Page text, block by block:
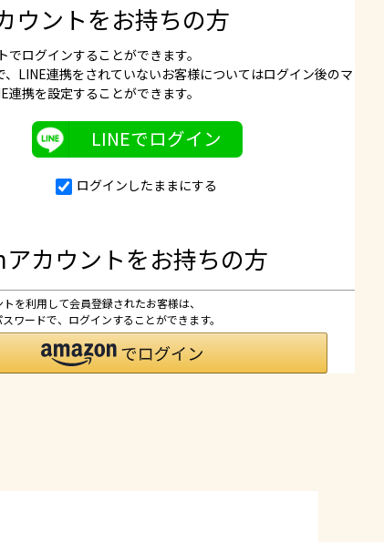
ウントをお持ちの方
でログインすることができます。
、LINE連携をされていないお客様についてはログイン後のマ
連携を設定することができます。
LINEでログイン
ログインしたままにする
カウントをお持ちの方
を利用して会員登録されたお客様は、
ワードで、ログインすることができます。